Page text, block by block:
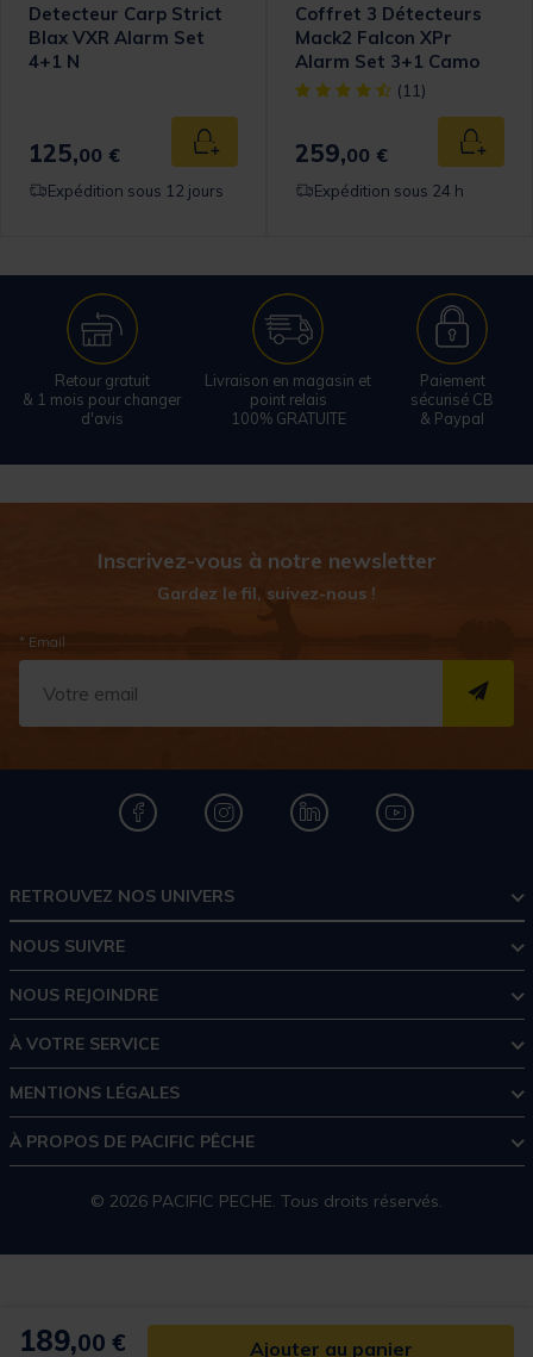
189,00 € Ajouter au panier
panier
Detecteur Carp Strict
Blax VXR Alarm Set
4+1 N
125,00 € Ajouter au panier
Expédition sous 12 jours
Coffret 3 Détecteurs
Mack2 Falcon XPr
Alarm Set 3+1 Camo
[object Object] out of 5
(11)
259,00 €
Expédition sous 24 h
Retour gratuit
& 1 mois pour changer
d'avis
Livraison en magasin et
point relais
100% GRATUITE
Paiement
sécurisé CB
& Paypal
Inscrivez-vous à notre newsletter
Gardez le fil, suivez-nous !
* Email
RETROUVEZ NOS UNIVERS
NOUS SUIVRE
NOUS REJOINDRE
À VOTRE SERVICE
MENTIONS LÉGALES
À PROPOS DE PACIFIC PÊCHE
© 2026 PACIFIC PECHE. Tous droits réservés.